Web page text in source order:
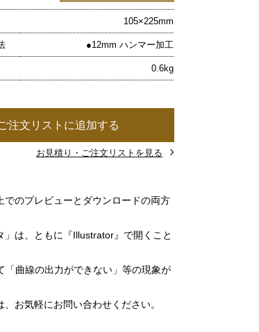
105×225mm
●12mm ハンマー加工
0.6kg
注文リストに追加する
お見積り・ご注文リストを見る
でのプレビューとダウンロードの両方
」は、ともに『Illustrator』で開くこと
「曲線の出力ができない」等の現象が
お気軽にお問い合わせください。